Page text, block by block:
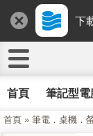
下
首頁 筆記型電
首頁 » 筆電．桌機．